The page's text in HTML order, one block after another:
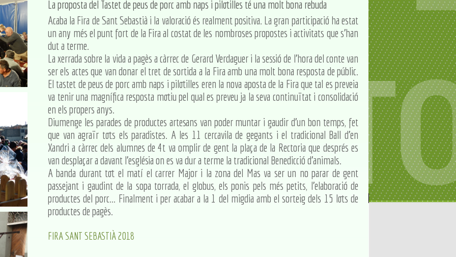
La proposta del Tastet de peus de porc amb naps i pilotilles té una molt bona rebuda
Acaba la Fira de Sant Sebastià i la valoració és realment positiva. La gran participació ha estat
un any més el punt fort de la Fira al costat de les nombroses propostes i activitats que s'han
dut a terme.
La xerrada sobre la vida a pagès a càrrec de Gerard Verdaguer i la sessió de l'hora del conte van
ser els actes que van donar el tret de sortida a la Fira amb una molt bona resposta de públic.
El tastet de peus de porc amb naps i pilotilles eren la nova aposta de la Fira que tal es preveia
va tenir una magnífica resposta motiu pel qual es preveu ja la seva continuïtat i consolidació
en els propers anys.
Diumenge les parades de productes artesans van poder muntar i gaudir d'un bon temps, fet
que van agraïr tots els paradistes. A les 11 cercavila de gegants i el tradicional Ball d'en
Xandri a càrrec dels alumnes de 4t va omplir de gent la plaça de la Rectoria que després es
van desplaçar a davant l'església on es va dur a terme la tradicional Benedicció d'animals.
A banda durant tot el matí el carrer Major i la zona del Mas va ser un no parar de gent
passejant i gaudint de la sopa torrada, el globus, els ponis pels més petits, l'elaboració de
productes del porc... Finalment i per acabar a la 1 del migdia amb el sorteig dels 15 lots de
productes de pagès.
FIRA SANT SEBASTIÀ 2018